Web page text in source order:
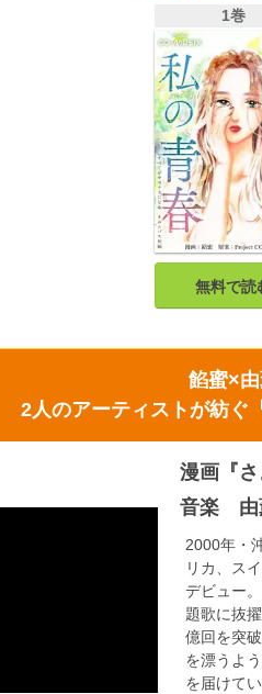
1巻
無料で読
餡蜜×
2人のアーティストが紡ぐ
漫画『さ
音楽 由
2000年・
リカ、ス
デビュー
題歌に抜
億回を突
を漂うよ
を届けて